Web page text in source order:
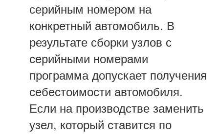
серийным номером на
конкретный автомобиль. В
результате сборки узлов с
серийными номерами
программа допускает получения
себестоимости автомобиля.
Если на производстве заменить
узел, который ставится по